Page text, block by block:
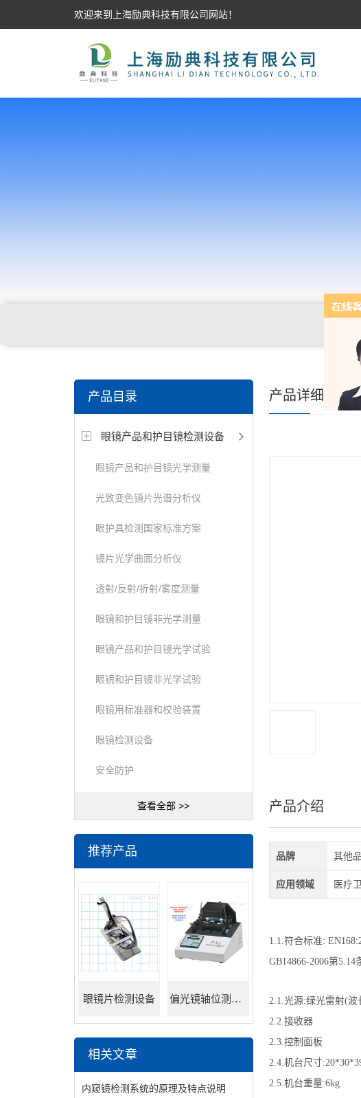
欢迎来到上海励典科技有限公司网站！
角膜接触镜老化试验箱，角膜接触镜透过率测量仪，
仪，角膜接触镜厚度测量仪，角膜接触镜折光仪，角膜接触镜光学
测试仪，人工晶状体疲劳试验仪等
产品目录
眼镜产品和护目镜检测设备
眼镜产品和护目镜光学测量
光致变色镜片光谱分析仪
眼护具检测国家标准方案
镜片光学曲面分析仪
透射/反射/折射/雾度测量
眼镜和护目镜非光学测量
眼镜产品和护目镜光学试验
眼镜和护目镜非光学试验
眼镜用标准器和校验装置
眼镜检测设备
安全防护
查看全部 >>
推荐产品
眼镜片检测设备 偏光镜轴位测试仪
相关文章
内窥镜检测系统的原理及特点说明
产品详细页
产品介绍
品牌 其他
应用领域 医疗
1.1.符合标准:
GB14866-2006第
2.1.光源:绿光雷射(波
2.2.接收器
2.3.控制面板
2.4.机台尺寸
2.5.机台重量:6kg